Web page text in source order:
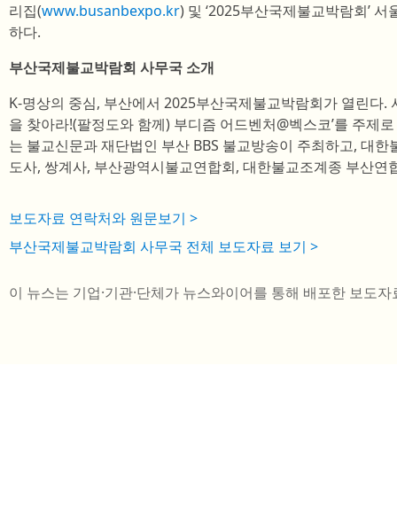
리집(www.busanbexpo.kr) 및 ‘2025부산국제불교박람회’
하다.
부산국제불교박람회 사무국 소개
K-명상의 중심, 부산에서 2025부산국제불교박람회가 열린다.
을 찾아라!(팔정도와 함께) 부디즘 어드벤처@벡스코’를 주제
는 불교신문과 재단법인 부산 BBS 불교방송이 주최하고, 대
도사, 쌍계사, 부산광역시불교연합회, 대한불교조계종 부산연
보도자료 연락처와 원문보기 >
부산국제불교박람회 사무국 전체 보도자료 보기 >
이 뉴스는 기업·기관·단체가 뉴스와이어를 통해 배포한 보도